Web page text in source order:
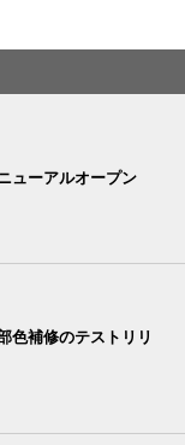
ューアルオープン
色補修のテストリリ